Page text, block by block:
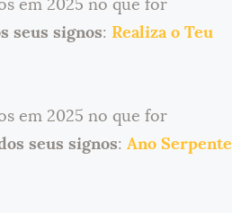
em 2025 no que for
seus signos: Realiza o Teu
em 2025 no que for
seus signos:Ano Serpente